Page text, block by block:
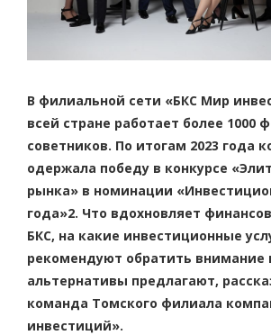
В филиальной сети «БКС Мир
всей стране работает более 1000
советников. По итогам 2023 года
одержала победу в конкурсе
рынка» в номинации
года»2. Что вдохновляет
БКС, на какие инвестиционные
рекомендуют обратить внимание
альтернативы предлагают,
команда Томского филиала
инвестиций».